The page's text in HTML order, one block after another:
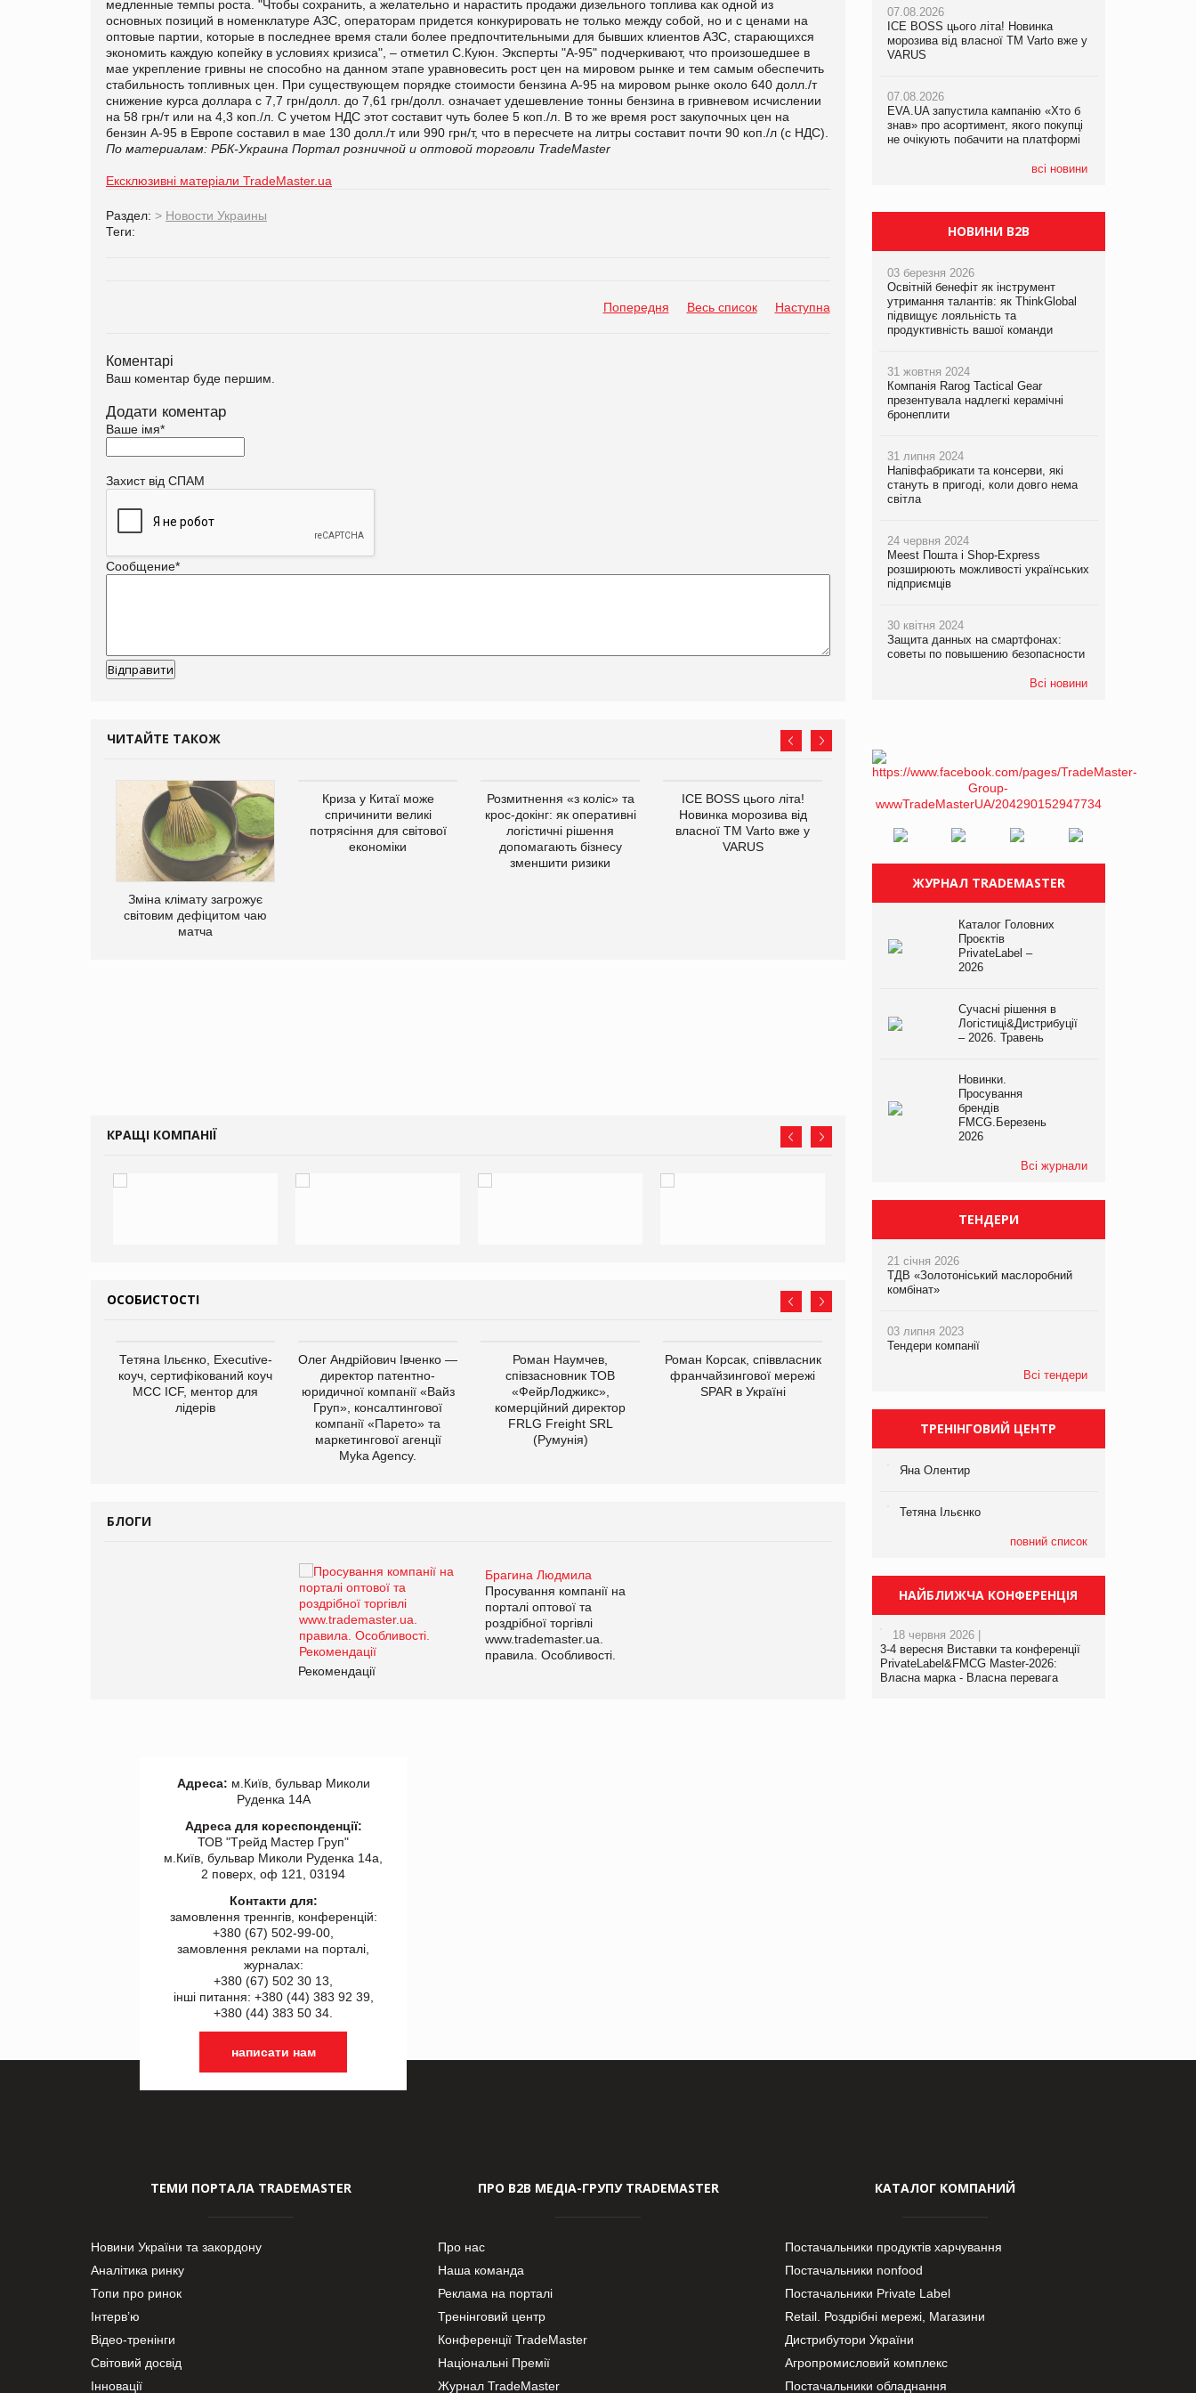
медленные темпы роста. "Чтобы сохранить, а желательно и нарастить продажи дизельного топлива как одной из
основных позиций в номенклатуре АЗС, операторам придется конкурировать не только между собой, но и с ценами на
оптовые партии, которые в последнее время стали более предпочтительными для бывших клиентов АЗС, старающихся
экономить каждую копейку в условиях кризиса", – отметил С.Куюн. Эксперты "А-95" подчеркивают, что произошедшее в
мае укрепление гривны не способно на данном этапе уравновесить рост цен на мировом рынке и тем самым обеспечить
стабильность топливных цен. При существующем порядке стоимости бензина А-95 на мировом рынке около 640 долл./т
снижение курса доллара с 7,7 грн/долл. до 7,61 грн/долл. означает удешевление тонны бензина в гривневом исчислении
на 58 грн/т или на 4,3 коп./л. С учетом НДС этот составит чуть более 5 коп./л. В то же время рост закупочных цен на
бензин А-95 в Европе составил в мае 130 долл./т или 990 грн/т, что в пересчете на литры составит почти 90 коп./л (с НДС).
По материалам: РБК-Украина Портал розничной и оптовой торговли TradeMaster
Ексклюзивні матеріали TradeMaster.ua
Раздел: > Новости Украины
Теги:
Попередня Весь список Наступна
Коментарі
Ваш коментар буде першим.
Додати коментар
Ваше імя*
Захист від СПАМ
Сообщение*
ЧИТАЙТЕ ТАКОЖ
Зміна клімату загрожує
світовим дефіцитом чаю
матча
Криза у Китаї може
спричинити великі
потрясіння для світової
економіки
Розмитнення «з коліс» та
крос-докінг: як оперативні
логістичні рішення
допомагають бізнесу
зменшити ризики
ICE BOSS цього літа!
Новинка морозива від
власної ТМ Varto вже у
VARUS
EVA.UA запустила
асортимент, якого покупці
не очікують побачити на
платформі
Kraft Heinz скоротила
КРАЩІ КОМПАНІЇ
ОСОБИСТОСТІ
Тетяна Ільєнко, Executive-
коуч, сертифікований коуч
МСС ICF, ментор для
лідерів
Олег Андрійович Івченко —
директор патентно-
юридичної компанії «Вайз
Груп», консалтингової
компанії «Парето» та
маркетингової агенції
Myka Agency.
Роман Наумчев,
співзасновник ТОВ
«ФейрЛоджикс»,
комерційний директор
FRLG Freight SRL
(Румунія)
Роман Корсак, співвласник
франчайзингової мережі
SPAR в Україні
виробництва
компанії «УкраМарин»
БЛОГИ
Брагина Людмила
Просування компанії на
порталі оптової та
роздрібної торгівлі
www.trademaster.ua.
правила. Особливості.
Рекомендації
Брагина Людмила
Просування компанії на
www.trademaster.ua.
правила. Особливості.
07.08.2026
ICE BOSS цього літа! Новинка
морозива від власної ТМ Varto вже у
VARUS
07.08.2026
EVA.UA запустила кампанію «Хто б
знав» про асортимент, якого покупці
не очікують побачити на платформі
всі новини
06.08.2026
Смачна новинка для хвостатих: у
VARUS з’явилися паучі Varto Paw
05.08.2026
Мережа супермаркетів VARUS купує
мережу магазинів формату
компанія налічуватиме 374 магазини
07.08.2026
Франція заборонила рекламні дзвінки
НОВИНИ B2B
03 березня 2026
Освітній бенефіт як інструмент
утримання талантів: як ThinkGlobal
підвищує лояльність та
продуктивність вашої команди
31 жовтня 2024
Компанія Rarog Tactical Gear
презентувала надлегкі керамічні
бронеплити
31 липня 2024
Напівфабрикати та консерви, які
стануть в пригоді, коли довго нема
світла
24 червня 2024
Meest Пошта і Shop-Express
розширюють можливості українських
підприємців
30 квітня 2024
Защита данных на смартфонах:
советы по повышению безопасности
Всі новини
ЖУРНАЛ TRADEMASTER
Каталог Головних
Проєктів
PrivateLabel –
2026
Сучасні рішення в
Логістиці&Дистрибуції
– 2026. Травень
Новинки.
Просування
брендів
FMCG.Березень
2026
Всі журнали
ТЕНДЕРИ
21 січня 2026
ТДВ «Золотоніський маслоробний
комбінат»
03 липня 2023
Тендери компанії
Всі тендери
ТРЕНІНГОВИЙ ЦЕНТР
Яна Олентир
Тетяна Ільєнко
повний список
НАЙБЛИЖЧА КОНФЕРЕНЦІЯ
18 червня 2026 |
3-4 вересня Виставки та конференції
PrivateLabel&FMCG Master-2026:
Власна марка - Власна перевага
Адреса: м.Київ, бульвар Миколи
Руденка 14А
Адреса для кореспонденції:
ТОВ "Tрейд Мастер Груп"
м.Київ, бульвар Миколи Руденка 14а,
2 поверх, оф 121, 03194
Контакти для:
замовлення треннгів, конференцій:
+380 (67) 502-99-00,
замовлення реклами на порталі,
журналах:
+380 (67) 502 30 13,
інші питання: +380 (44) 383 92 39,
+380 (44) 383 50 34.
написати нам
ТЕМИ ПОРТАЛА TRADEMASTER
Новини України та закордону
Аналітика ринку
Топи про ринок
Інтерв’ю
Відео-тренінги
Світовий досвід
Інновації
ПРО В2В МЕДІА-ГРУПУ TRADEMASTER
Про нас
Наша команда
Реклама на порталі
Тренінговий центр
Конференції TradeMaster
Національні Премії
Журнал TradeMaster
КАТАЛОГ КОМПАНИЙ
Постачальники продуктів харчування
Постачальники nonfood
Постачальники Private Label
Retail. Роздрібні мережі, Магазини
Дистрибутори України
Агропромисловий комплекс
Постачальники обладнання